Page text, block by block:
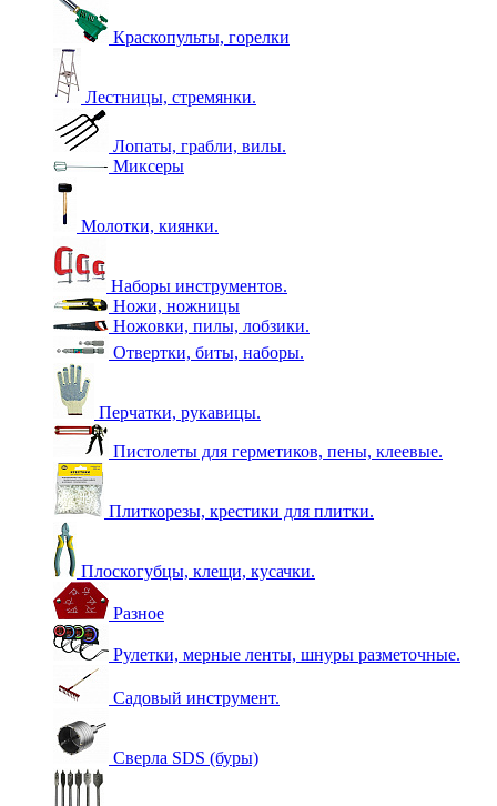
Краскопульты, горелки
Лестницы, стремянки.
Лопаты, грабли, вилы.
Миксеры
Молотки, киянки.
Наборы инструментов.
Ножи, ножницы
Ножовки, пилы, лобзики.
Отвертки, биты, наборы.
Перчатки, рукавицы.
Пистолеты для герметиков, пены, клеевые.
Плиткорезы, крестики для плитки.
Плоскогубцы, клещи, кусачки.
Разное
Рулетки, мерные ленты, шнуры разметочные.
Садовый инструмент.
Сверла SDS (буры)